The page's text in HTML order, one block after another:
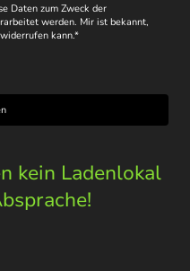
Daten zum Zweck der
werden. Mir ist bekannt,
kann.*
kein Ladenlokal